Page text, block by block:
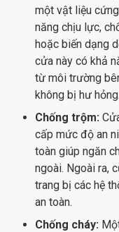
một vật liệu
năng chịu lực,
hoặc biến dạng
cửa này có khả
từ môi trường
không bị hư hỏng.
Chống trộm:
cấp mức độ an
toàn giúp ngăn
ngoài. Ngoài ra,
trang bị các hệ
an toàn.
Chống cháy: